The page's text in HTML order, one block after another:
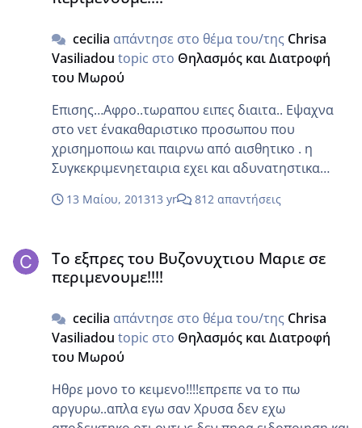
cecilia απάντησε στο θέμα του/της Chrisa
Vasiliadou topic στο Θηλασμός και Διατροφή
του Μωρού
Επισης…Αφρο..τωραπου ειπες διαιτα.. Εψαχνα
στο νετ ένακαθαριστικο προσωπου που
χρισημοποιω και παιρνω από αισθητικο . η
Συγκεκριμενηεταιρια εχει και αδυνατηστικα
φορουμ.. Που λετε εκειτσουποτες κυριες…
αδυνατησματος κανει η δεν κανει δουλεια..
Παιδια σορυ..κακιαείναι αλαλ ειχα ξεραθει στα
δε το ραψου και δε γυμναστουν..μια κρεμα θα
τις μετατρεψεισε μοντελακια μεσα σε ένα
μηνα;;;.. Είναι σαν τηδιαφιμιση του ρασμεπι
κετονς που ο άλλος ετρωγε το καταπετασμα
αλλα εχασε 10κιλα σε 1 μηνα…
13 Μαίου, 201313 yr 812 απαντήσεις
Το εξπρες του Βυζονυχτιου Μαριε σε
περιμενουμε!!!!
cecilia απάντησε στο θέμα του/της Chrisa
Vasiliadou topic στο Θηλασμός και Διατροφή
του Μωρού
Ηθρε μονο το κειμενο!!!!επρεπε να το πω
αργυρω..απλα εγω σαν Χρυσα δεν εχω